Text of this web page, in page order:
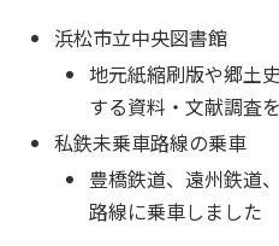
浜松市立中央図書館
地元紙縮刷版や郷土
する資料・文献調査
私鉄未乗車路線の乗車
豊橋鉄道、遠州鉄道
路線に乗車しました